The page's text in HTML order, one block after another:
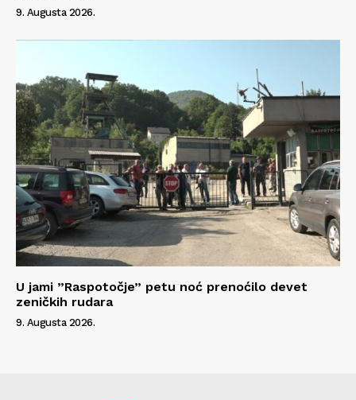
9. Augusta 2026.
U jami ”Raspotočje” petu noć prenoćilo devet
zeničkih rudara
9. Augusta 2026.